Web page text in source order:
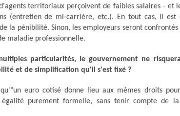
territoriaux perçoivent de faibles salaires - et
(entretien de mi-carrière, etc.). En tout cas, il est
la pénibilité. Sinon, les employeurs seront confrontés
maladie professionnelle.
particularités, le gouvernement ne
et de simplification qu'il s'est fixé ?
euro cotisé donne lieu aux mêmes droits
purement formelle, sans tenir compte de